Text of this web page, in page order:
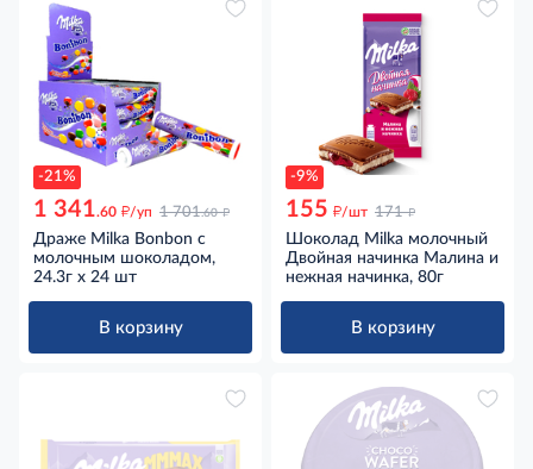
-21%
1 341.60 д/уп 1 701.60 д
Драже Milka Bonbon с
молочным шоколадом,
24.3г x 24 шт
В корзину
-9%
155 д/шт 171 д
Шоколад Milka молочный
Двойная начинка Малина и
нежная начинка, 80г
В корзину